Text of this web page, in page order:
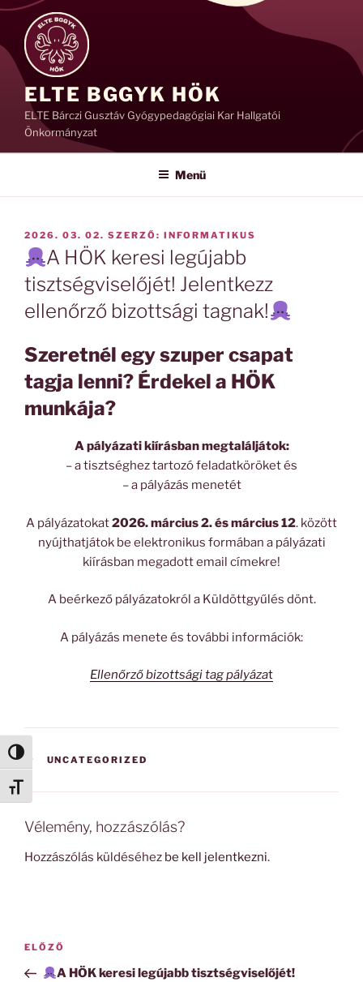
Nagy kontraszt váltása
Betűméret váltása
Tartalomhoz
ELTE BGGYK HÖK
ELTE Bárczi Gusztáv Gyógypedagógiai Kar Hallgatói
Önkormányzat
Menü
BEKÜLDVE:
2026. 03. 02. SZERZŐ: INFORMATIKUS
A HÖK keresi legújabb
tisztségviselőjét! Jelentkezz
ellenőrző bizottsági tagnak!
Szeretnél egy szuper csapat
tagja lenni? Érdekel a HÖK
munkája?
A pályázati kiírásban megtaláljátok:
– a tisztséghez tartozó feladatköröket és
– a pályázás menetét
A pályázatokat2026. március 2. és március 12. között
nyújthatjátok be elektronikus formában a pályázati
kiírásban megadott email címekre!
A beérkező pályázatokról a Küldöttgyűlés dönt.
A pályázás menete és további információk:
Ellenőrző bizottsági tag pályázat
KATEGÓRIÁK
UNCATEGORIZED
Vélemény, hozzászólás?
Hozzászólás küldéséhez be kell jelentkezni.
Bejegyzés
navigáció
Korábbi
bejegyzés
ELŐZŐ
A HÖK keresi legújabb tisztségviselőjét!